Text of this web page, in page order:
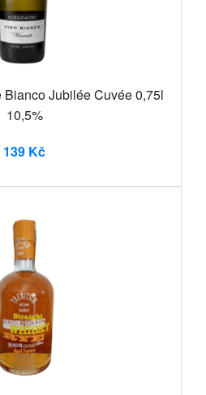
Bianco Jubilée Cuvée 0,75l
10,5%
139 Kč